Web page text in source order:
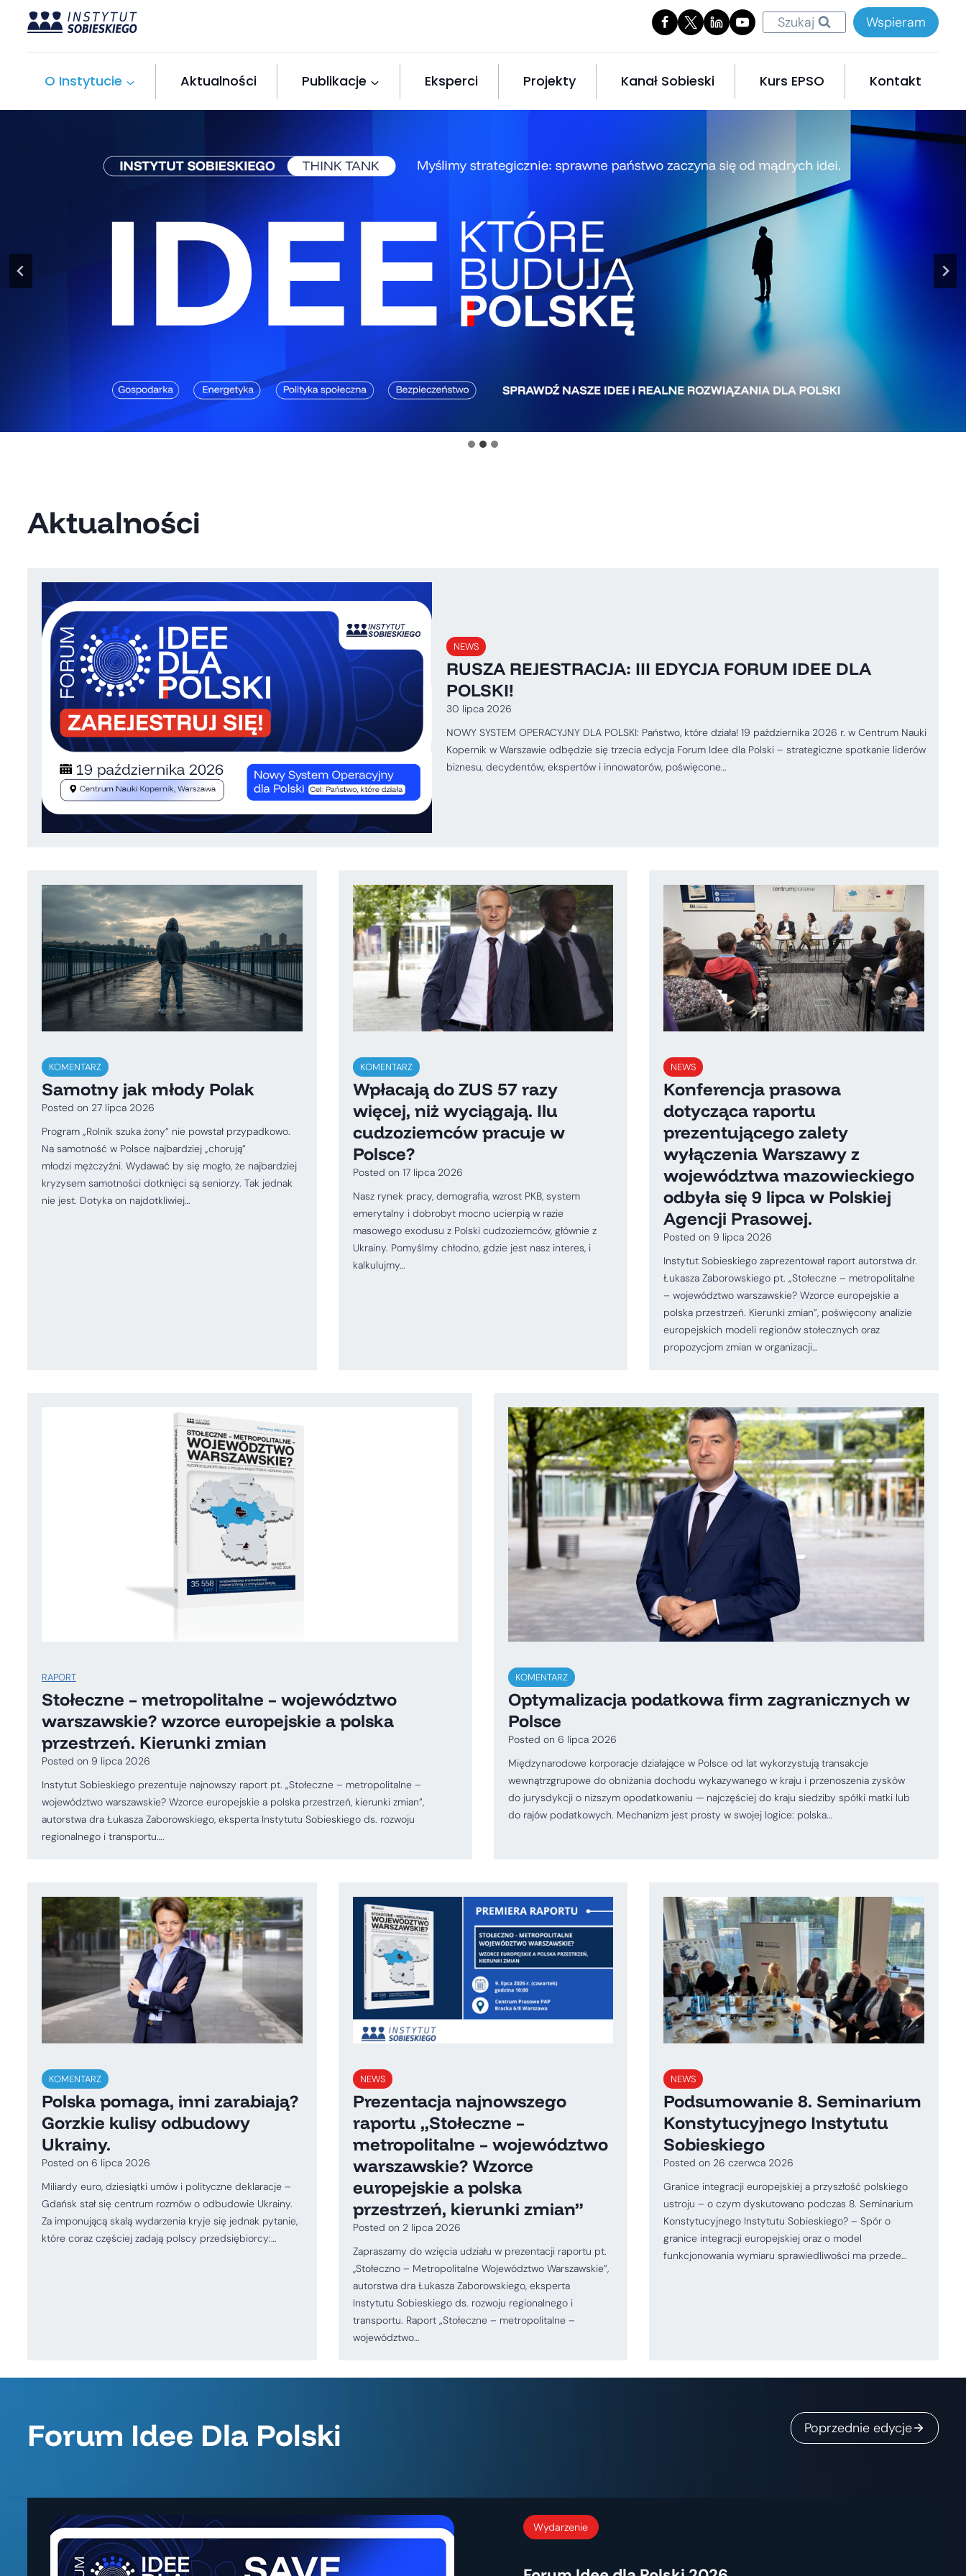
Przejdź
treści
Szukaj Wspieram
O Instytucie Aktualności Publikacje Eksperci Projekty Kanał Sobieski Kurs EPSO Kontakt
Aktualności
NEWS
RUSZA REJESTRACJA: III EDYCJA FORUM IDEE DLA
POLSKI!
30 lipca 2026
NOWY SYSTEM OPERACYJNY DLA POLSKI: Państwo, które działa! 19 października 2026 r. w Centrum Nauki
Kopernik w Warszawie odbędzie się trzecia edycja Forum Idee dla Polski – strategiczne spotkanie liderów
biznesu, decydentów, ekspertów i innowatorów, poświęcone…
KOMENTARZ
Samotny jak młody Polak
Posted on 27 lipca 2026
Program „Rolnik szuka żony” nie powstał przypadkowo.
Na samotność w Polsce najbardziej „chorują”
młodzi mężczyźni. Wydawać by się mogło, że najbardziej
kryzysem samotności dotknięci są seniorzy. Tak jednak
nie jest. Dotyka on najdotkliwiej…
KOMENTARZ
Wpłacają do ZUS 57 razy
więcej, niż wyciągają. Ilu
cudzoziemców pracuje w
Polsce?
Posted on 17 lipca 2026
Nasz rynek pracy, demografia, wzrost PKB, system
emerytalny i dobrobyt mocno ucierpią w razie
masowego exodusu z Polski cudzoziemców, głównie z
Ukrainy. Pomyślmy chłodno, gdzie jest nasz interes, i
kalkulujmy…
NEWS
Konferencja prasowa
dotycząca raportu
prezentującego zalety
wyłączenia Warszawy z
województwa mazowieckiego
odbyła się 9 lipca w Polskiej
Agencji Prasowej.
Posted on 9 lipca 2026
Instytut Sobieskiego zaprezentował raport autorstwa dr.
Łukasza Zaborowskiego pt. „Stołeczne – metropolitalne
– województwo warszawskie? Wzorce europejskie a
polska przestrzeń. Kierunki zmian”, poświęcony analizie
europejskich modeli regionów stołecznych oraz
propozycjom zmian w organizacji…
RAPORT
Stołeczne – metropolitalne – województwo
warszawskie? wzorce europejskie a polska
przestrzeń. Kierunki zmian
Posted on 9 lipca 2026
Instytut Sobieskiego prezentuje najnowszy raport pt. „Stołeczne – metropolitalne –
województwo warszawskie? Wzorce europejskie a polska przestrzeń, kierunki zmian”,
autorstwa dra Łukasza Zaborowskiego, eksperta Instytutu Sobieskiego ds. rozwoju
regionalnego i transportu….
KOMENTARZ
Optymalizacja podatkowa firm zagranicznych w
Polsce
Posted on 6 lipca 2026
Międzynarodowe korporacje działające w Polsce od lat wykorzystują transakcje
wewnątrzgrupowe do obniżania dochodu wykazywanego w kraju i przenoszenia zysków
do jurysdykcji o niższym opodatkowaniu — najczęściej do kraju siedziby spółki matki lub
do rajów podatkowych. Mechanizm jest prosty w swojej logice: polska…
KOMENTARZ
Polska pomaga, inni zarabiają?
Gorzkie kulisy odbudowy
Ukrainy.
Posted on 6 lipca 2026
Miliardy euro, dziesiątki umów i polityczne deklaracje –
Gdańsk stał się centrum rozmów o odbudowie Ukrainy.
Za imponującą skalą wydarzenia kryje się jednak pytanie,
które coraz częściej zadają polscy przedsiębiorcy:…
NEWS
Prezentacja najnowszego
raportu „Stołeczne –
metropolitalne – województwo
warszawskie? Wzorce
europejskie a polska
przestrzeń, kierunki zmian”
Posted on 2 lipca 2026
Zapraszamy do wzięcia udziału w prezentacji raportu pt.
,,Stołeczno – Metropolitalne Województwo Warszawskie”,
autorstwa dra Łukasza Zaborowskiego, eksperta
Instytutu Sobieskiego ds. rozwoju regionalnego i
transportu. Raport „Stołeczne – metropolitalne –
województwo…
NEWS
Podsumowanie 8. Seminarium
Konstytucyjnego Instytutu
Sobieskiego
Posted on 26 czerwca 2026
Granice integracji europejskiej a przyszłość polskiego
ustroju – o czym dyskutowano podczas 8. Seminarium
Konstytucyjnego Instytutu Sobieskiego? – Spór o
granice integracji europejskiej oraz o model
funkcjonowania wymiaru sprawiedliwości ma przede…
Forum Idee Dla Polski Poprzednie edycje
Wydarzenie